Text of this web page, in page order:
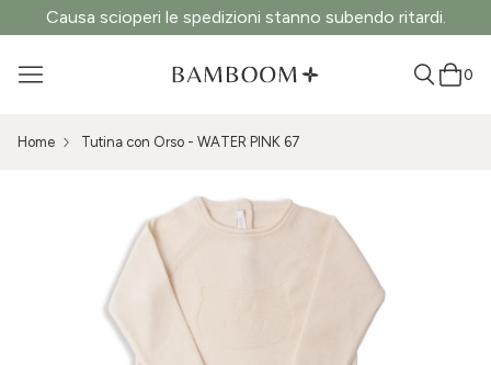
Causa scioperi le spedizioni stanno subendo ritardi.
0
Home Tutina con Orso - WATER PINK 67